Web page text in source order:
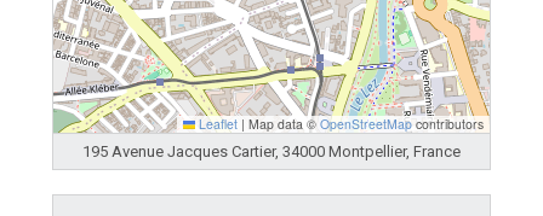
Leaflet | Map data © OpenStreetMap contributors
195 Avenue Jacques Cartier, 34000 Montpellier, France